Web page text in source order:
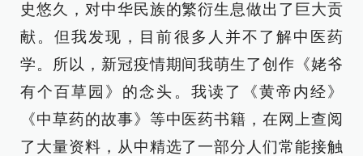
史悠久，对中华民族的繁衍生息做出了巨大贡
献。但我发现，目前很多人并不了解中医药
学。所以，新冠疫情期间我萌生了创作《姥爷
有个百草园》的念头。我读了《黄帝内经》
《中草药的故事》等中医药书籍，在网上查阅
了大量资料，从中精选了一部分人们常能接触